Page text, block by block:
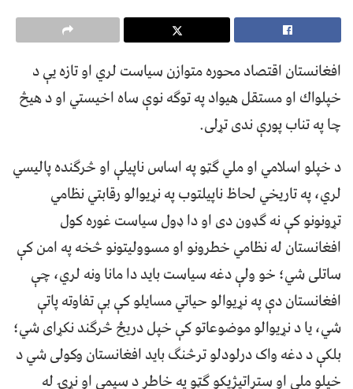
افغانستان اقتصاد محوره متوازن سیاست لري او تازه یې د
خپلواك او مستقل هیواد په توګه نوې ساه اخیستي او د هیڅ
چا په تناب پورې ندی تړلی.
د خپلو اسلامي او ملي ګټو په اساس ناپیلې او څرګنده پالیسي
لري، په تاریخي لحاظ ناپیلتوب په نړیوالو رقابتي نظامي
تړونونو کې نه گډون دی او دا ډول سياست غوره کول
افغانستان له نظامي خطرونو او مسووليتونو څخه په امن کې
ساتلی شي؛ خو ولې دغه سیاست باید دا مانا ونه لري، چې
افغانستان دې په نړیوالو حیاتي مسایلو کې بې تفاوته پاتې
شي، یا د نړيوالو موضوعاتو کې خپل دریځ څرگند نکړای شي؛
بلکې د دغه واک درلودلو ترڅنگ باید افغانستان وکولی شي د
خپلو ملي او ستراتيژیکو گټو په خاطر د سيمې او نړۍ له